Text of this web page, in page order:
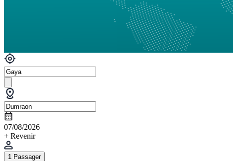
07/08/2026
+ Revenir
1 Passager